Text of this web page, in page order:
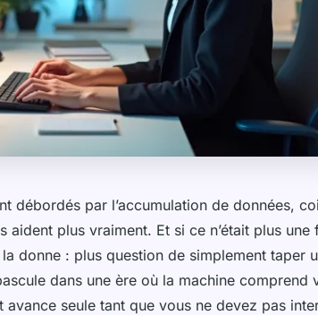
débordés par l’accumulation de données,
aident plus vraiment. Et si ce n’était plus une
la donne : plus question de simplement taper
dans une ère où la machine comprend
seule tant que vous ne devez pas